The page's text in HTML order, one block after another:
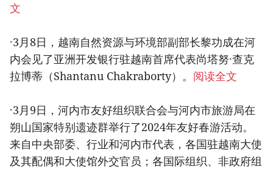
文
·3月8日，越南自然资源与环境部副部长黎功成在河
内会见了亚洲开发银行驻越南首席代表尚塔努·查克
拉博蒂（Shantanu Chakraborty）。 阅读全文
·3月9日，河内市友好组织联合会与河内市旅游局在
朔山国家特别遗迹群举行了2024年友好春游活动。
来自中央部委、行业和河内市代表，各国驻越南大使
及其配偶和大使馆外交官员；各国际组织、非政府组